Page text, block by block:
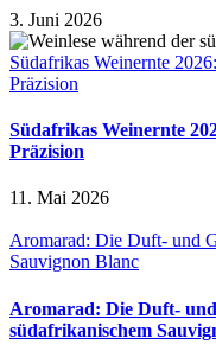
3. Juni 2026
Südafrikas Weinernte
Präzision
Südafrikas Weinernte
Präzision
11. Mai 2026
Aromarad: Die Duft- und
Sauvignon Blanc
Aromarad: Die Duft-
südafrikanischem